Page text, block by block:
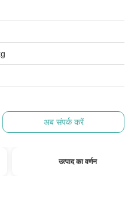
अब संपर्क करें
उत्पाद का वर्णन